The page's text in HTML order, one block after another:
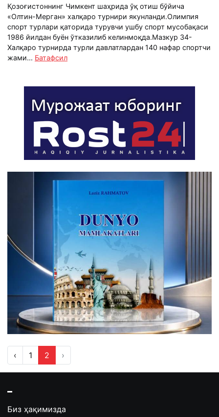
Қозоғистоннинг Чимкент шаҳрида ўқ отиш бўйича
«Олтин-Мерган» халқаро турнири якунланди.Олимпия
спорт турлари қаторида турувчи ушбу спорт мусобақаси
1986 йилдан буён ўтказилиб келинмоқда.Мазкур 34-
Халқаро турнирда турли давлатлардан 140 нафар спортчи
жами... Батафсил
‹ 1 2 ›
Биз ҳақимизда